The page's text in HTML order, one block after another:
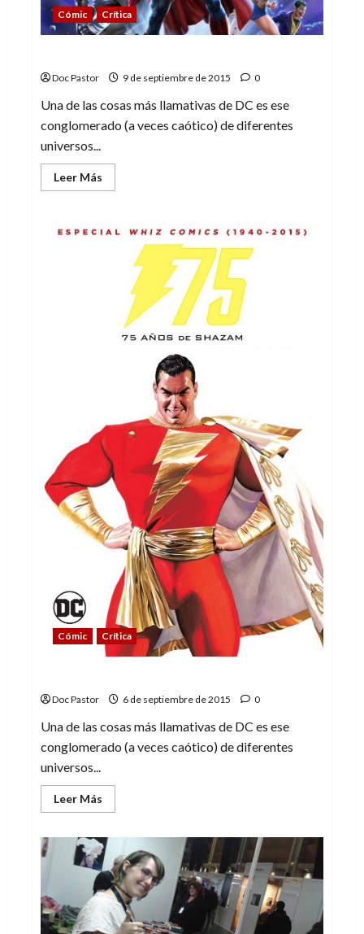
Cómic Crítica
Doc Pastor 9 de septiembre de 2015 0
Una de las cosas más llamativas de DC es ese
conglomerado (a veces caótico) de diferentes
universos...
Leer Más
más
Multiverso
Americana
Cómic Crítica
Doc Pastor 6 de septiembre de 2015 0
Una de las cosas más llamativas de DC es ese
conglomerado (a veces caótico) de diferentes
universos...
Leer Más
más
El
Multiverso
(4):
Mundo
Trueno